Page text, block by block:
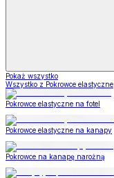
Pokaż wszystko
Wszystko z Pokrowce elastyczne
Pokrowce elastyczne na fotel
Pokrowce elastyczne na kanapy
Pokrowce na kanapę narożną